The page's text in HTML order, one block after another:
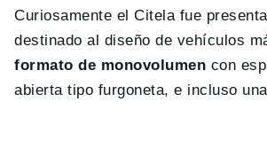
Curiosamente el Citela fue
destinado al diseño de vehículos
formato de monovolumen con
abierta tipo furgoneta, e incluso